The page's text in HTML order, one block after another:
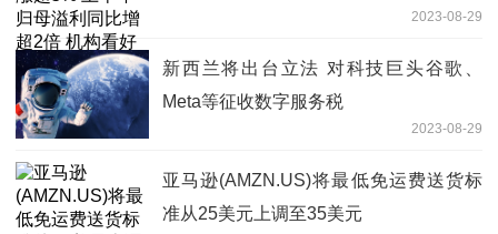
2023-08-29
新西兰将出台立法 对科技巨头谷歌、
Meta等征收数字服务税
2023-08-29
亚马逊(AMZN.US)将最低免运费送货标
准从25美元上调至35美元